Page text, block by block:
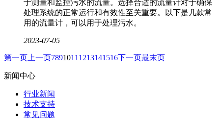
于测量和监控污水的流量。选择合适的流量计对于确保
处理系统的正常运行和有效性至关重要。以下是几款常
用的流量计，可以用于处理污水。
2023-07-05
第一页 上一页7891011 1213141516下一页最末页
新闻中心
行业新闻
技术支持
常见问题